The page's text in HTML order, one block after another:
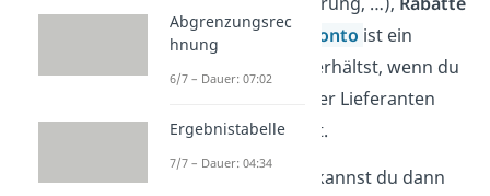
und Skonti. Ein Skonto ist ein
Nachlass, den du erhältst, wenn du
die Rechnungen der Lieferanten
frühzeitig bezahlst.
Mit den Angaben kannst du dann
Abgrenzungsrec
hnung
6/7 – Dauer: 07:02
Ergebnistabelle
7/7 – Dauer: 04:34